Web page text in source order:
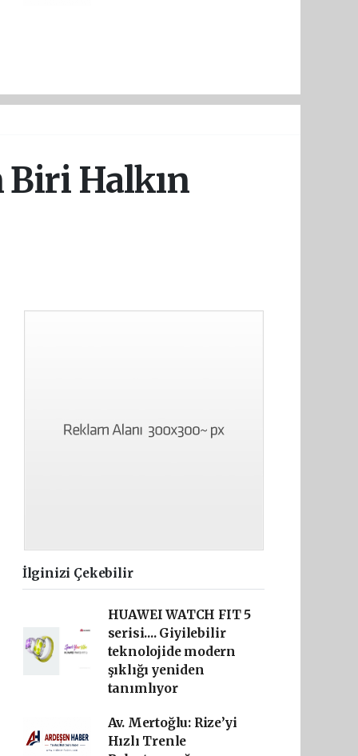
Biri Halkın
İlginizi Çekebilir
HUAWEI WATCH FIT 5
serisi.... Giyilebilir
teknolojide modern
şıklığı yeniden
tanımlıyor
Av. Mertoğlu: Rize’yi
Hızlı Trenle